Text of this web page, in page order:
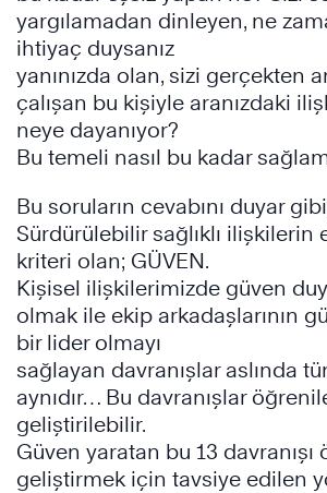
yargılamadan dinleyen, ne
ihtiyaç duysanız
yanınızda olan, sizi gerçekten
çalışan bu kişiyle aranızdaki
neye dayanıyor?
Bu temeli nasıl bu kadar
Bu soruların cevabını duyar
Sürdürülebilir sağlıklı ilişkilerin
kriteri olan; GÜVEN.
Kişisel ilişkilerimizde güven
olmak ile ekip arkadaşlarının
bir lider olmayı
sağlayan davranışlar aslında
aynıdır… Bu davranışlar
geliştirilebilir.
Güven yaratan bu 13
geliştirmek için tavsiye edilen